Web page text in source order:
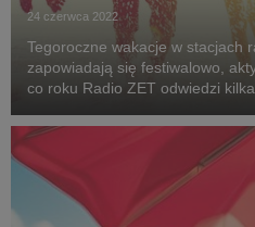
24 czerwca 2022
Tegoroczne wakacje w stacjach
zapowiadają się festiwalowo,
co roku Radio ZET odwiedzi
morze z Radiem ZET?". Stacja